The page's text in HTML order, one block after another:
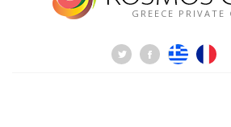
GREECE PRIVATE